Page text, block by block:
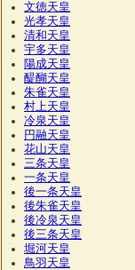
文徳天皇
光孝天皇
清和天皇
宇多天皇
陽成天皇
醍醐天皇
朱雀天皇
村上天皇
冷泉天皇
円融天皇
花山天皇
三条天皇
一条天皇
後一条天皇
後朱雀天皇
後冷泉天皇
後三条天皇
堀河天皇
鳥羽天皇